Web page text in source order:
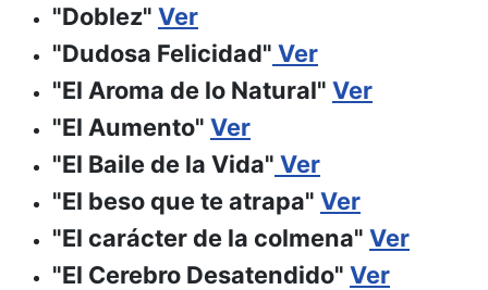
"Doblez" Ver
"Dudosa Felicidad" Ver
"El Aroma de lo Natural" Ver
"El Aumento" Ver
"El Baile de la Vida" Ver
"El beso que te atrapa" Ver
"El carácter de la colmena" Ver
"El Cerebro Desatendido" Ver